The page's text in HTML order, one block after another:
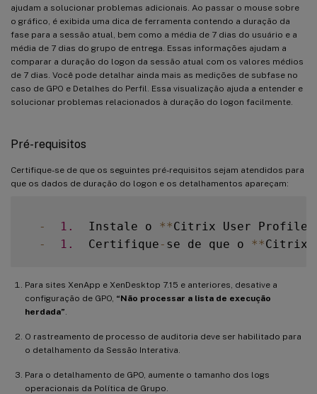
ajudam a solucionar problemas adicionais. Ao passar o mouse sobre
o gráfico, é exibida uma dica de ferramenta contendo a duração da
fase para a sessão atual, bem como a média de 7 dias do usuário e a
média de 7 dias do grupo de entrega. Essas informações ajudam a
comparar a duração do logon da sessão atual com os valores médios
de 7 dias. Você pode detalhar ainda mais as medições de subfase no
caso de GPO e Detalhes do Perfil. Essa visualização ajuda a entender e
solucionar problemas relacionados à duração do logon facilmente.
Pré-requisitos
Certifique-se de que os seguintes pré-requisitos sejam atendidos para
que os dados de duração do logon e os detalhamentos apareçam:
- 1.
  Instale o
**Citrix User Profile
-
1.
  Certifique
- se de que o **Citrix
Para sites XenApp e XenDesktop 7.15 e anteriores, desative a
configuração de GPO, “Não processar a lista de execução
herdada”
O rastreamento de processo de auditoria deve ser habilitado para
o detalhamento da Sessão Interativa.
Para o detalhamento de GPO, aumente o tamanho dos logs
operacionais da Política de Grupo.